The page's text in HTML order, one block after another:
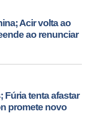
Acir volta ao
ao renunciar
Fúria tenta afastar
promete novo